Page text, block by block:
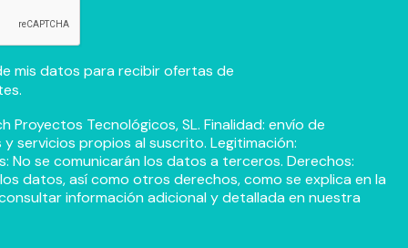
mis datos para recibir ofertas de
Proyectos Tecnológicos, SL. Finalidad: envío de
servicios propios al suscrito. Legitimación:
No se comunicarán los datos a terceros. Derechos:
datos, así como otros derechos, como se explica en la
información adicional y detallada en nuestra